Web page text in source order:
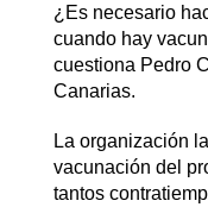
¿Es necesario
cuando hay
cuestiona Pedro
Canarias.
La organización
vacunación del
tantos